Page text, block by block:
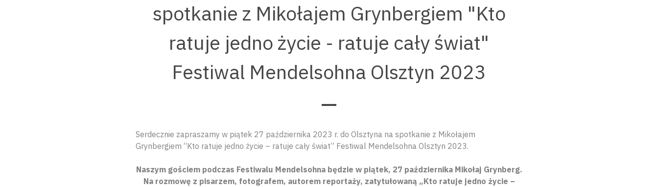
spotkanie z Mikołajem Grynbergiem "Kto
ratuje jedno życie - ratuje cały świat"
Festiwal Mendelsohna Olsztyn 2023
Serdecznie zapraszamy w piątek 27 października 2023 r. do Olsztyna na spotkanie z Mikołajem
Grynbergiem “Kto ratuje jedno życie – ratuje cały świat” Festiwal Mendelsohna Olsztyn 2023.
Naszym gościem podczas Festiwalu Mendelsohna będzie w piątek, 27 października Mikołaj Grynberg.
Na rozmowę z pisarzem, fotografem, autorem reportaży, zatytułowaną „Kto ratuje jedno życie –